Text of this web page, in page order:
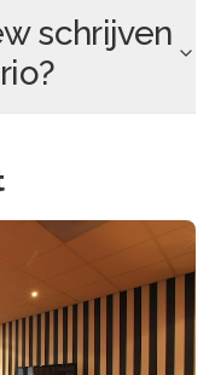
schrijven
?